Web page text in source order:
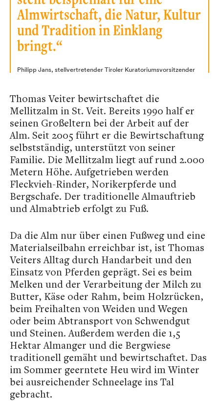
Almwirtschaft, die Natur, Kultur
und Tradition in Einklang
bringt.“
Philipp Jans, stellvertretender Tiroler Kuratoriumsvorsitzender
Thomas Veiter bewirtschaftet die
Mellitzalm in St. Veit. Bereits 1990 half er
seinen Großeltern bei der Arbeit auf der
Alm. Seit 2005 führt er die Bewirtschaftung
selbstständig, unterstützt von seiner
Familie. Die Mellitzalm liegt auf rund 2.000
Metern Höhe. Aufgetrieben werden
Fleckvieh-Rinder, Norikerpferde und
Bergschafe. Der traditionelle Almauftrieb
und Almabtrieb erfolgt zu Fuß.
Da die Alm nur über einen Fußweg und eine
Materialseilbahn erreichbar ist, ist Thomas
Veiters Alltag durch Handarbeit und den
Einsatz von Pferden geprägt. Sei es beim
Melken und der Verarbeitung der Milch zu
Butter, Käse oder Rahm, beim Holzrücken,
beim Freihalten von Weiden und Wegen
oder beim Abtransport von Schwendgut
und Steinen. Außerdem werden die 1,5
Hektar Almanger und die Bergwiese
traditionell gemäht und bewirtschaftet. Das
im Sommer geerntete Heu wird im Winter
bei ausreichender Schneelage ins Tal
gebracht.